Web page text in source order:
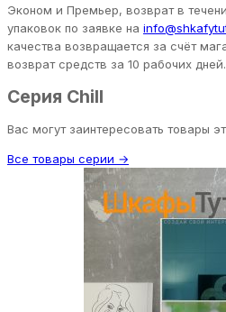
Эконом и Премьер, возврат в
упаковок по заявке на
качества возвращается за счёт
возврат средств за 10 рабочих дней.
Серия Chill
Вас могут заинтересовать товары
Все товары серии →